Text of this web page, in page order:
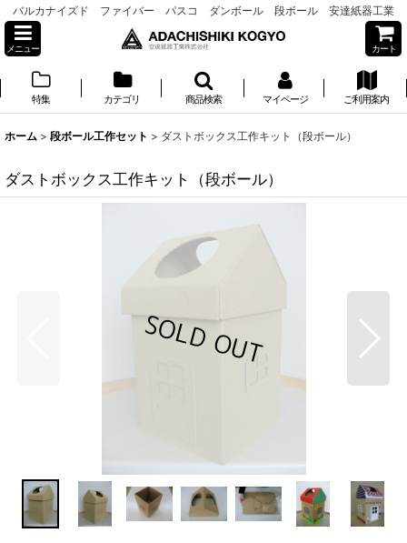
バルカナイズド ファイバー パスコ ダンボール 段ボール 安達紙器工業
メニュー カート
特集 カテゴリ 商品検索 マイページ ご利用案内
ホーム > 段ボール工作セット > ダストボックス工作キット（段ボール）
ダストボックス工作キット（段ボール）